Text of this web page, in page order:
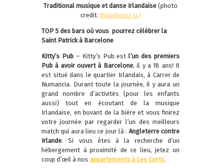
Traditional musique et danse Irlandaise (photo
credit: thisisbossi cc)
TOP 5 des bars où vous pourrez célébrer la
Saint Patrick à Barcelone
Kitty’s Pub– Kitty’s Pub estl’un des premiers
Pub à avoir ouvert à Barcelone, il y a 18 ans! Il
est situé dans le quartier Irlandais, à Carrer de
Numancia. Durant toute la journée, il y aura un
grand nombre d’activités (pour les enfants
aussi) tout en écoutant de la musique
Irlandaise, en buvant de la bière et vous finirez
votre journée par regarder l’un des meilleurs
match qui aura lieu ce jour là : Angleterre contre
Irlande. Si vous êtes à la recherche d’un
hébergement à proximité de ce lieu, jetez un
coup d’œil à nos appartements à Les Corts.